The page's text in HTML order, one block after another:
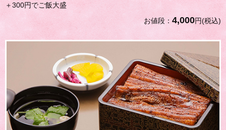
＋300円でご飯大盛
お値段： 4,000円(税込)